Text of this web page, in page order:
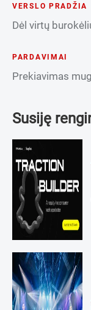
VERSLO PRADŽIA
Dėl virtų
PARDAVIMAI
Prekiavimas
Susiję